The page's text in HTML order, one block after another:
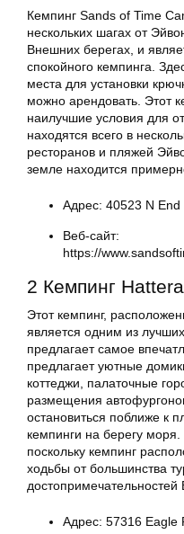
Кемпинг Sands of Time
нескольких шагах от
Внешних берегах, и
спокойного кемпинга.
места для установки
можно арендовать. Этот
наилучшие условия для
находятся всего в
ресторанов и пляжей
земле находится
Адрес: 40523 N
Веб-сайт:
https://
2 Кемпинг
Этот кемпинг,
является одним из
предлагает самое
предлагает уютные
коттеджи, палаточные
размещения
остановиться поближе к
кемпинги на берегу
поскольку кемпинг
ходьбы от большинства
Адрес: 57316 Eagle